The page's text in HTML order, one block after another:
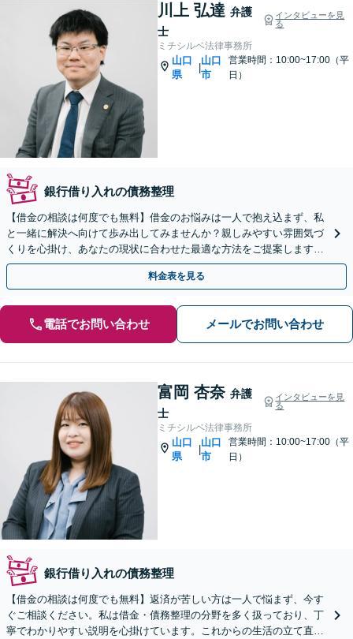
川上 弘達 弁護
士
インタビューを見
る
ミチシルベ法律事務所
山口
県
|
山口
市
営業時間：10:00~17:00（平
日）
銀行借り入れの債務整理
【借金の相談は何度でも無料】借金のお悩みは一人で抱え込まず、私
と一緒に解決へ向けて歩み出してみませんか？親しみやすい雰囲気づ
くりを心掛け、あなたの現状に合わせた最適な方法をご提案します。
【山口駅徒歩13分】【駐車場完備】
料金表を見る
電話でお問い合わせ メールでお問い合わせ
富岡 杏奈 弁護
士
インタビューを見
る
ミチシルベ法律事務所
山口
県
|
山口
市
営業時間：10:00~17:00（平
日）
銀行借り入れの債務整理
【借金の相談は何度でも無料】返済が苦しい方は一人で悩まず、今す
ぐご相談ください。私は借金・債務整理の分野を多く扱っており、丁
寧でわかりやすい説明を心掛けています。これからの生活の立て直し